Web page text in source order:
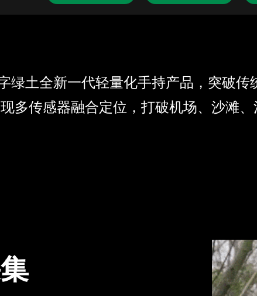
全新一代轻量化手持产品，突破传
多传感器融合定位，打破机场、沙滩